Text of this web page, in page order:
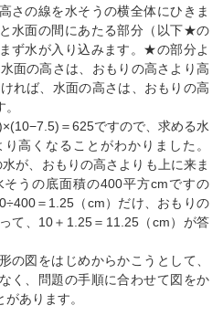
さの線を水そうの横全体にひきま
水面の間にあたる部分（以下★の
ず水が入り込みます。★の部分よ
面の高さは、おもりの高さより高
れば、水面の高さは、おもりの高
＝625ですので、求める水
高くなることがわかりました。
が、おもりの高さよりも上に来ま
うの底面積の400平方cmですの
＝1.25（cm）だけ、おもりの
て、10＋1.25＝11.25（cm）が答
の図をはじめからかこうとして、
く、問題の手順に合わせて図をか
あります。